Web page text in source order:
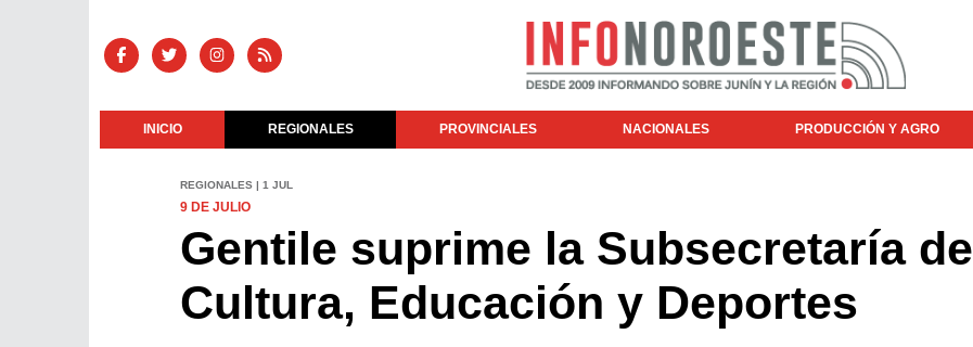
INICIO REGIONALES PROVINCIALES NACIONALES PRODUCCIÓN Y AGRO
REGIONALES | 1 JUL
9 DE JULIO
Gentile suprime la Subsecretaría de
Cultura, Educación y Deportes